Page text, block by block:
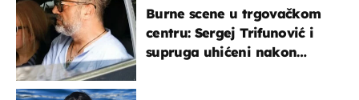
Burne scene u trgovačkom
centru: Sergej Trifunović i
supruga uhićeni nakon